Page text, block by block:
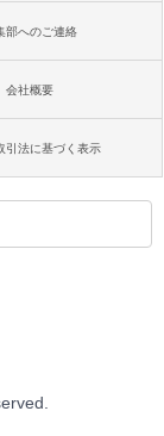
部へのご連絡
会社概要
引法に基づく表示